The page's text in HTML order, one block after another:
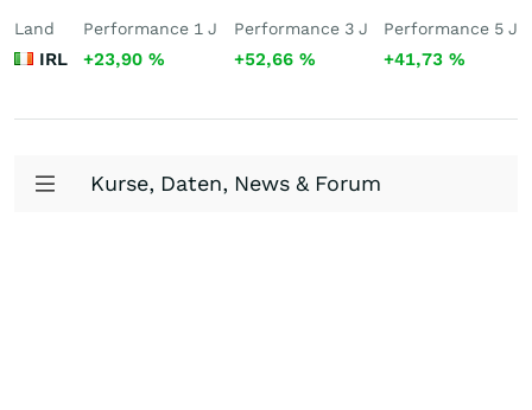
Land
IRL
Performance 1 J
+23,90%
Performance 3 J
+52,66 %
Performance 5 J
+41,73 %
Kurse, Daten, News & Forum